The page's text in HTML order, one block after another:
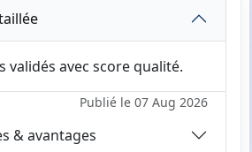
validés avec score qualité.
Publié le 07 Aug 2026
& avantages